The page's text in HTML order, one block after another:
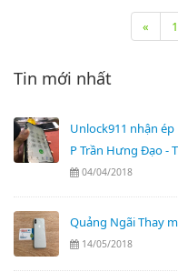
« 1
Tin mới nhất
Unlock911 nhận
P Trần Hưng Đạo -
04/04/2018
Quảng Ngãi Thay
14/05/2018